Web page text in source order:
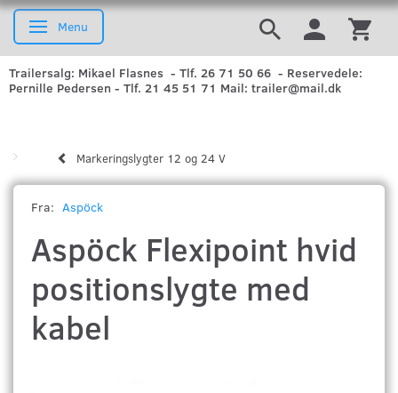
Skifte navigation
Menu
Trailersalg: Mikael Flasnes - Tlf. 26 71 50 66 - Reservedele:
Pernille Pedersen - Tlf. 21 45 51 71 Mail: trailer@mail.dk
Markeringslygter 12 og 24 V
Fra: Aspöck
Aspöck Flexipoint hvid
positionslygte med
kabel